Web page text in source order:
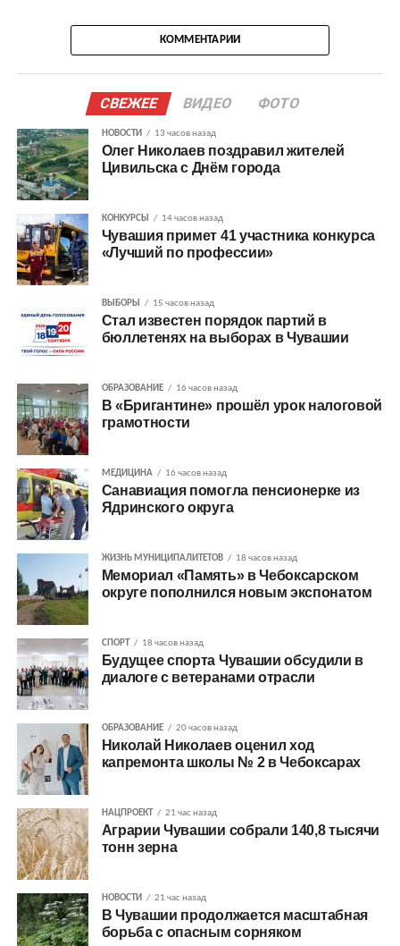
КОММЕНТАРИИ
СВЕЖЕЕ ВИДЕО ФОТО
НОВОСТИ 13 часов назад
Олег Николаев поздравил жителей
Цивильска с Днём города
КОНКУРСЫ 14 часов назад
Чувашия примет 41 участника конкурса
«Лучший по профессии»
ВЫБОРЫ 15 часов назад
Стал известен порядок партий в
бюллетенях на выборах в Чувашии
ОБРАЗОВАНИЕ 16 часов назад
В «Бригантине» прошёл урок налоговой
грамотности
МЕДИЦИНА 16 часов назад
Санавиация помогла пенсионерке из
Ядринского округа
ЖИЗНЬ МУНИЦИПАЛИТЕТОВ 18 часов назад
Мемориал «Память» в Чебоксарском
округе пополнился новым экспонатом
СПОРТ 18 часов назад
Будущее спорта Чувашии обсудили в
диалоге с ветеранами отрасли
ОБРАЗОВАНИЕ 20 часов назад
Николай Николаев оценил ход
капремонта школы № 2 в Чебоксарах
НАЦПРОЕКТ 21 час назад
Аграрии Чувашии собрали 140,8 тысячи
тонн зерна
НОВОСТИ 21 час назад
В Чувашии продолжается масштабная
борьба с опасным сорняком